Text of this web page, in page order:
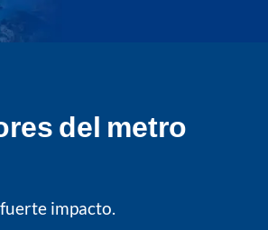
del metro
impacto.